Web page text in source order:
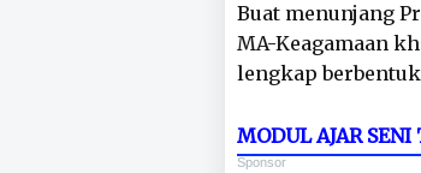
Buat menunjang
MA-Keagamaan
lengkap berbentuk
MODUL AJAR
Sponsor